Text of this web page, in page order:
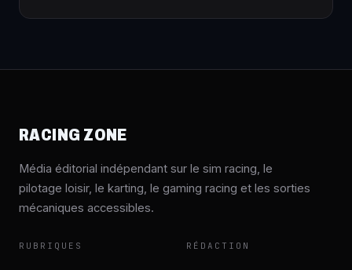
RACING ZONE
Média éditorial indépendant sur le sim racing, le
pilotage loisir, le karting, le gaming racing et les sorties
mécaniques accessibles.
RUBRIQUES RÉDACTION